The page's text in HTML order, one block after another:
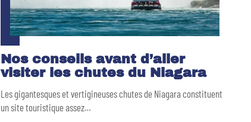
Nos conseils avant d’aller
visiter les chutes du Niagara
Les gigantesques et vertigineuses chutes de Niagara constituent
un site touristique assez…